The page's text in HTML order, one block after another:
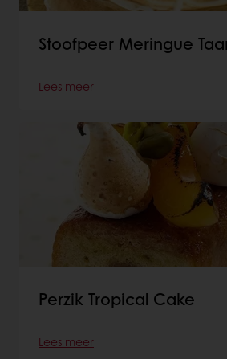
Stoofpeer Meringue
Lees meer
Perzik Tropical Cake
Lees meer